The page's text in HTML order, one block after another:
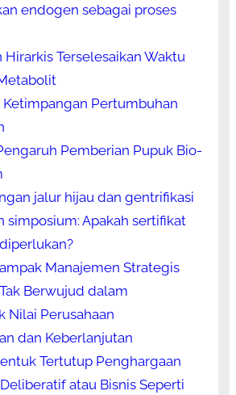
endogen sebagai proses
Terselesaikan Waktu
Pertumbuhan
Pemberian Pupuk Bio-
jalur hijau dan gentrifikasi
simposium: Apakah sertifikat
Manajemen Strategis
Berwujud dalam
Nilai Perusahaan
dan Keberlanjutan
Tertutup Penghargaan
atau Bisnis Seperti